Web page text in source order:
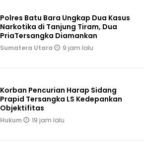
Polres Batu Bara Ungkap Dua Kasus
Narkotika di Tanjung Tiram, Dua
PriaTersangka Diamankan
Sumatera Utara 9 jam lalu
Korban Pencurian Harap Sidang
Prapid Tersangka LS Kedepankan
Objektifitas
Hukum 19 jam lalu